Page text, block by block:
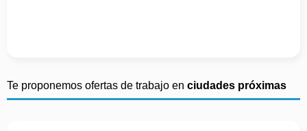
Te proponemos ofertas de trabajo en ciudades próximas